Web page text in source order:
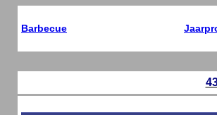
Barbecue